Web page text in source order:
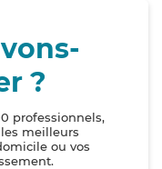
?
professionnels,
meilleurs
ou vos